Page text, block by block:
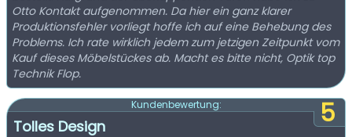
Otto Kontakt aufgenommen. Da hier ein ganz klarer
Produktionsfehler vorliegt hoffe ich auf eine Behebung des
Problems. Ich rate wirklich jedem zum jetzigen Zeitpunkt vom
Kauf dieses Möbelstückes ab. Macht es bitte nicht, Optik top
Technik Flop.
5
Kundenbewertung:
Tolles Design